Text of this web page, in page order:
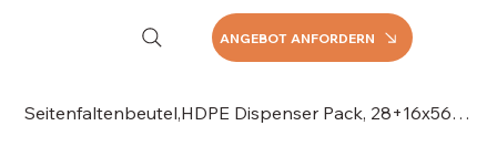
ANGEBOT ANFORDERN
Seitenfaltenbeutel,HDPE Dispenser Pack, 28+16x56cm, 019-156